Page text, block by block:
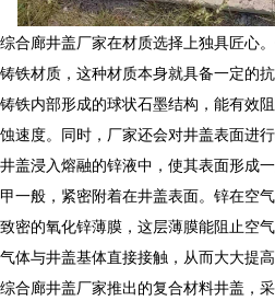
综合廊井盖厂家在材质选择上独具匠心。
铸铁材质，这种材质本身就具备一定的
铸铁内部形成的球状石墨结构，能有效
蚀速度。同时，厂家还会对井盖表面进
井盖浸入熔融的锌液中，使其表面形成
甲一般，紧密附着在井盖表面。锌在空
致密的氧化锌薄膜，这层薄膜能阻止空
气体与井盖基体直接接触，从而大大提高
综合廊井盖厂家推出的复合材料井盖，